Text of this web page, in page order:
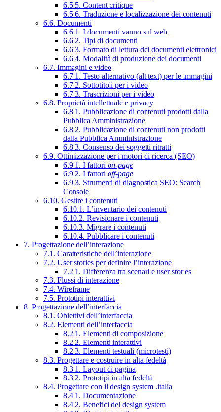
6.5.5. Content critique
6.5.6. Traduzione e localizzazione dei contenuti
6.6. Documenti
6.6.1. I documenti vanno sul web
6.6.2. Tipi di documenti
6.6.3. Formato di lettura dei documenti elettronici
6.6.4. Modalità di produzione dei documenti
6.7. Immagini e video
6.7.1. Testo alternativo (alt text) per le immagini
6.7.2. Sottotitoli per i video
6.7.3. Trascrizioni per i video
6.8. Proprietà intellettuale e privacy
6.8.1. Pubblicazione di contenuti prodotti dalla
Pubblica Amministrazione
6.8.2. Pubblicazione di contenuti non prodotti
dalla Pubblica Amministrazione
6.8.3. Consenso dei soggetti ritratti
6.9. Ottimizzazione per i motori di ricerca (SEO)
6.9.1. I fattori on-page
6.9.2. I fattori off-page
6.9.3. Strumenti di diagnostica SEO: Search
Console
6.10. Gestire i contenuti
6.10.1. L’inventario dei contenuti
6.10.2. Revisionare i contenuti
6.10.3. Migrare i contenuti
6.10.4. Pubblicare i contenuti
7. Progettazione dell’interazione
7.1. Caratteristiche dell’interazione
7.2. User stories per definire l’interazione
7.2.1. Differenza tra scenari e user stories
7.3. Flussi di interazione
7.4. Wireframe
7.5. Prototipi interattivi
8. Progettazione dell’interfaccia
8.1. Obiettivi dell’interfaccia
8.2. Elementi dell’interfaccia
8.2.1. Elementi di composizione
8.2.2. Elementi interattivi
8.2.3. Elementi testuali (microtesti)
8.3. Progettare e costruire in alta fedeltà
8.3.1. Layout di pagina
8.3.2. Prototipi in alta fedeltà
8.4. Progettare con il design system .italia
8.4.1. Documentazione
8.4.2. Benefici del design system